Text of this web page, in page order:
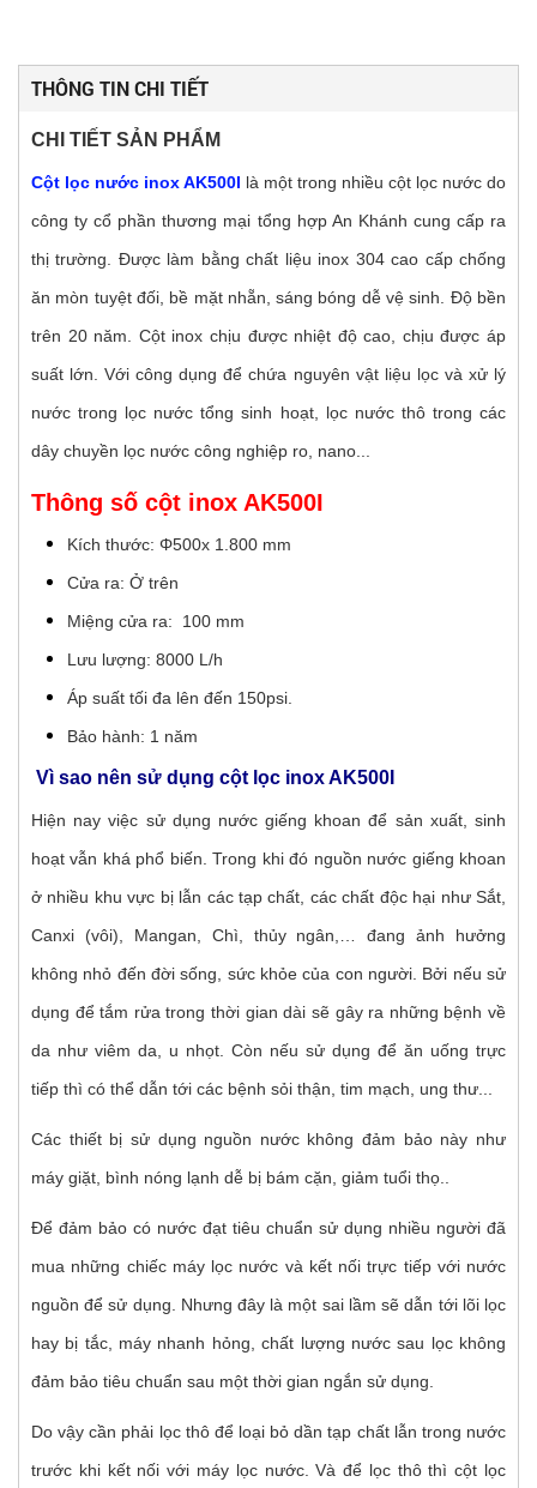
THÔNG TIN CHI TIẾT
CHI TIẾT SẢN PHẨM
Cột lọc nước inox AK500I là một trong nhiều cột lọc nước do
công ty cổ phần thương mại tổng hợp An Khánh cung cấp ra
thị trường. Được làm bằng chất liệu inox 304 cao cấp chống
ăn mòn tuyệt đối, bề mặt nhẵn, sáng bóng dễ vệ sinh. Độ bền
trên 20 năm. Cột inox chịu được nhiệt độ cao, chịu được áp
suất lớn. Với công dụng để chứa nguyên vật liệu lọc và xử lý
nước trong lọc nước tổng sinh hoạt, lọc nước thô trong các
dây chuyền lọc nước công nghiệp ro, nano...
Thông số cột inox AK500I
Kích thước: Φ500x 1.800 mm
Cửa ra: Ở trên
Miệng cửa ra: 100 mm
Lưu lượng: 8000 L/h
Áp suất tối đa lên đến 150psi.
Bảo hành: 1 năm
Vì sao nên sử dụng cột lọc inox AK500I
Hiện nay việc sử dụng nước giếng khoan để sản xuất, sinh
hoạt vẫn khá phổ biến. Trong khi đó nguồn nước giếng khoan
ở nhiều khu vực bị lẫn các tạp chất, các chất độc hại như Sắt,
Canxi (vôi), Mangan, Chì, thủy ngân,… đang ảnh hưởng
không nhỏ đến đời sống, sức khỏe của con người. Bởi nếu sử
dụng để tắm rửa trong thời gian dài sẽ gây ra những bệnh về
da như viêm da, u nhọt. Còn nếu sử dụng để ăn uống trực
tiếp thì có thể dẫn tới các bệnh sỏi thận, tim mạch, ung thư...
Các thiết bị sử dụng nguồn nước không đảm bảo này như
máy giặt, bình nóng lạnh dễ bị bám cặn, giảm tuổi thọ..
Để đảm bảo có nước đạt tiêu chuẩn sử dụng nhiều người đã
mua những chiếc máy lọc nước và kết nối trực tiếp với nước
nguồn để sử dụng. Nhưng đây là một sai lầm sẽ dẫn tới lõi lọc
hay bị tắc, máy nhanh hỏng, chất lượng nước sau lọc không
đảm bảo tiêu chuẩn sau một thời gian ngắn sử dụng.
Do vậy cần phải lọc thô để loại bỏ dần tạp chất lẫn trong nước
trước khi kết nối với máy lọc nước. Và để lọc thô thì cột lọc